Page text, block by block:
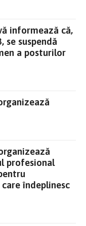
informează că,
se suspendă
a posturilor
profesional
îndeplinesc